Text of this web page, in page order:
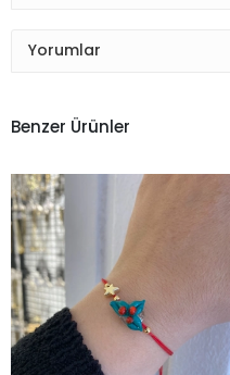
Yorumlar
Benzer Ürünler